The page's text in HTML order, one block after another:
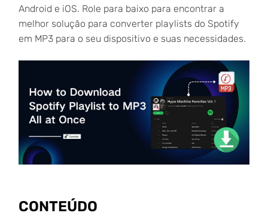
Android e iOS. Role para baixo para encontrar a
melhor solução para converter playlists do Spotify
em MP3 para o seu dispositivo e suas necessidades.
CONTEÚDO